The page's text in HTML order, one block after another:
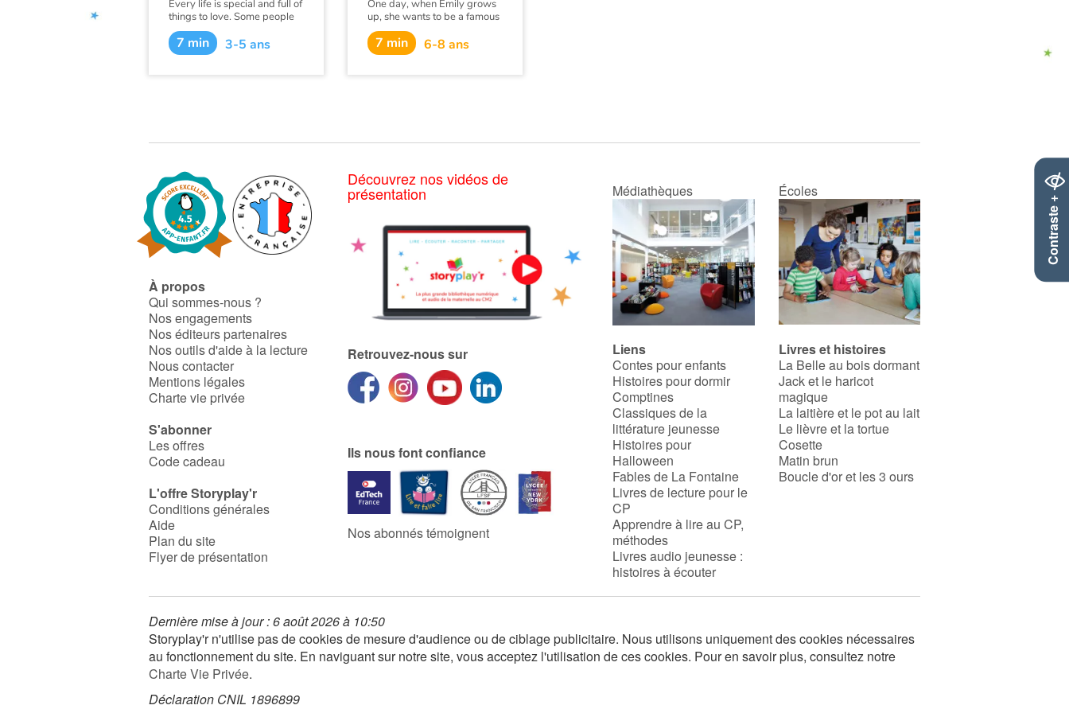
Contraste +
Every life is special and full of
things to love. Some people
might think Emily’s life is
ordinary. They might think
her hair is ordinary...or too
7 min 3-5 ans
One day, when Emily grows
up, she wants to be a famous
singer.
7 min 6-8 ans
À propos
Qui sommes-nous ?
Nos engagements
Nos éditeurs partenaires
Nos outils d'aide à la lecture
Nous contacter
Mentions légales
Charte vie privée
S'abonner
Les offres
Code cadeau
L'offre Storyplay'r
Conditions générales
Aide
Plan du site
Flyer de présentation
Découvrez nos vidéos de
présentation
Retrouvez-nous sur
Ils nous font confiance
Nos abonnés témoignent
Médiathèques Écoles
Liens
Contes pour enfants
Histoires pour dormir
Comptines
Classiques de la
littérature jeunesse
Histoires pour
Halloween
Fables de La Fontaine
Livres de lecture pour le
CP
Apprendre à lire au CP,
méthodes
Livres audio jeunesse :
histoires à écouter
Livres et histoires
La Belle au bois dormant
Jack et le haricot
magique
La laitière et le pot au lait
Le lièvre et la tortue
Cosette
Matin brun
Boucle d'or et les 3 ours
Dernière mise à jour : 6 août 2026 à 10:50
Storyplay'r n'utilise pas de cookies de mesure d'audience ou de ciblage publicitaire. Nous utilisons uniquement des cookies nécessaires
au fonctionnement du site. En naviguant sur notre site, vous acceptez l'utilisation de ces cookies. Pour en savoir plus, consultez notre
Charte Vie Privée.
Déclaration CNIL 1896899